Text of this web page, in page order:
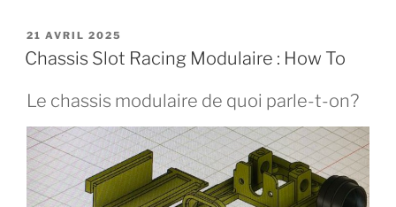
en
:
et
détails
au
rendez-
PUBLIÉ
LE
21 AVRIL 2025
Chassis Slot Racing Modulaire : How To
Le chassis modulaire de quoi parle-t-on?